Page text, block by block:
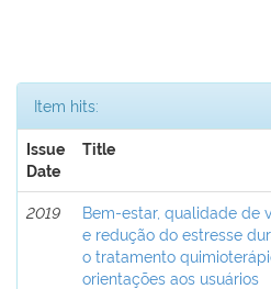
Item hits:
Issue
Date
Title
2019
Bem-estar, qualidade de
e redução do estresse
o tratamento
orientações aos usuários